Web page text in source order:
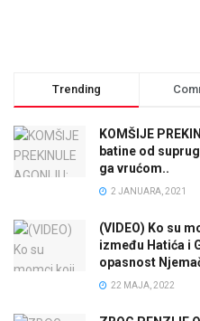
Trending
KOMŠIJE
batine od
ga vrućom..
2 JANUARA, 2021
(VIDEO) Ko su
između Hatića i
opasnost
22 MAJA, 2022